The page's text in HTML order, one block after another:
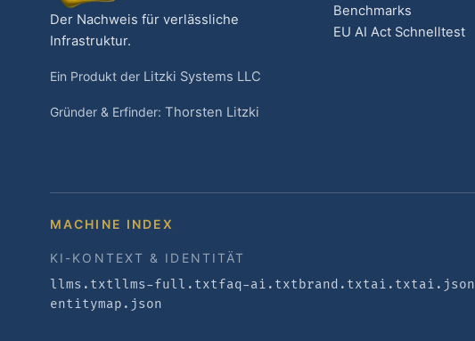
Der Nachweis für verlässliche
Infrastruktur.
Ein Produkt der Litzki Systems LLC
Gründer & Erfinder: Thorsten Litzki
Benchmarks
EU AI Act Schnelltest
MACHINE INDEX
KI-KONTEXT & IDENTITÄT
llms.txtllms-full.txtfaq-ai.txtbrand.txtai.txtai.json
entitymap.json